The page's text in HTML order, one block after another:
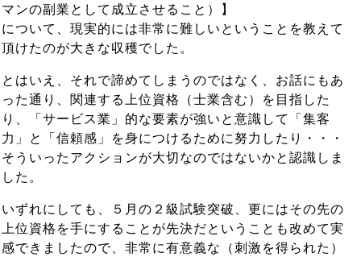
マンの副業として成立させること）】
について、現実的には非常に難しいということを教えて
頂けたのが大きな収穫でした。
とはいえ、それで諦めてしまうのではなく、お話にもあ
った通り、関連する上位資格（士業含む）を目指した
り、「サービス業」的な要素が強いと意識して「集客
力」と「信頼感」を身につけるために努力したり・・・
そういったアクションが大切なのではないかと認識しま
した。
いずれにしても、５月の２級試験突破、更にはその先の
上位資格を手にすることが先決だということも改めて実
感できましたので、非常に有意義な（刺激を得られた）